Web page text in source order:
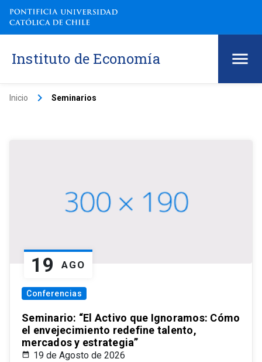
Instituto de Economía
Inicio keyboard_arrow_right Seminarios
19 AGO
Conferencias
Seminario: “El Activo que Ignoramos: Cómo
el envejecimiento redefine talento,
mercados y estrategia”
19 de Agosto de 2026